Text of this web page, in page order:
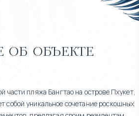
об объекте
части пляжа Бангтао на острове Пхукет,
собой уникальное сочетание роскошных